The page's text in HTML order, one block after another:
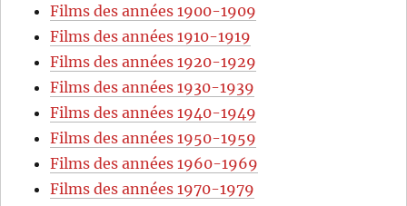
Films des années 1900-1909
Films des années 1910-1919
Films des années 1920-1929
Films des années 1930-1939
Films des années 1940-1949
Films des années 1950-1959
Films des années 1960-1969
Films des années 1970-1979